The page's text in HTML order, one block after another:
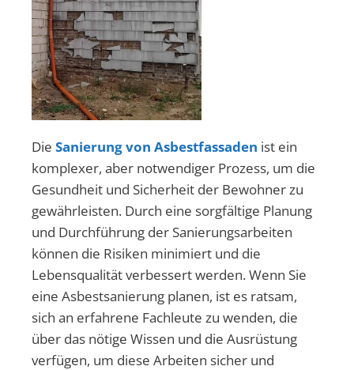
Die Sanierung von Asbestfassaden ist ein
komplexer, aber notwendiger Prozess, um die
Gesundheit und Sicherheit der Bewohner zu
gewährleisten. Durch eine sorgfältige Planung
und Durchführung der Sanierungsarbeiten
können die Risiken minimiert und die
Lebensqualität verbessert werden. Wenn Sie
eine Asbestsanierung planen, ist es ratsam,
sich an erfahrene Fachleute zu wenden, die
über das nötige Wissen und die Ausrüstung
verfügen, um diese Arbeiten sicher und